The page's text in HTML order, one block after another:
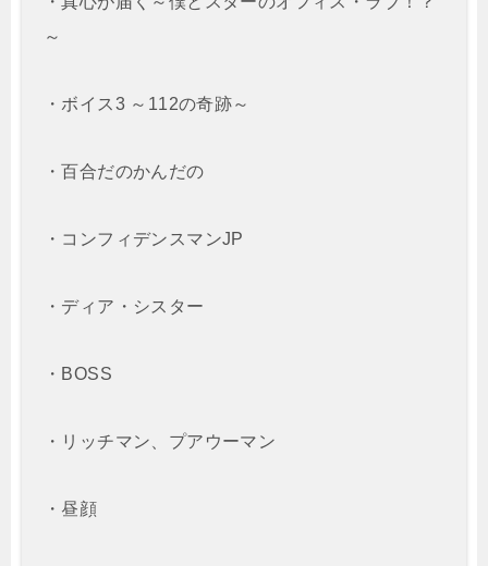
～
・ボイス3 ～112の奇跡～
・百合だのかんだの
・コンフィデンスマンJP
・ディア・シスター
・BOSS
・リッチマン、プアウーマン
・昼顔